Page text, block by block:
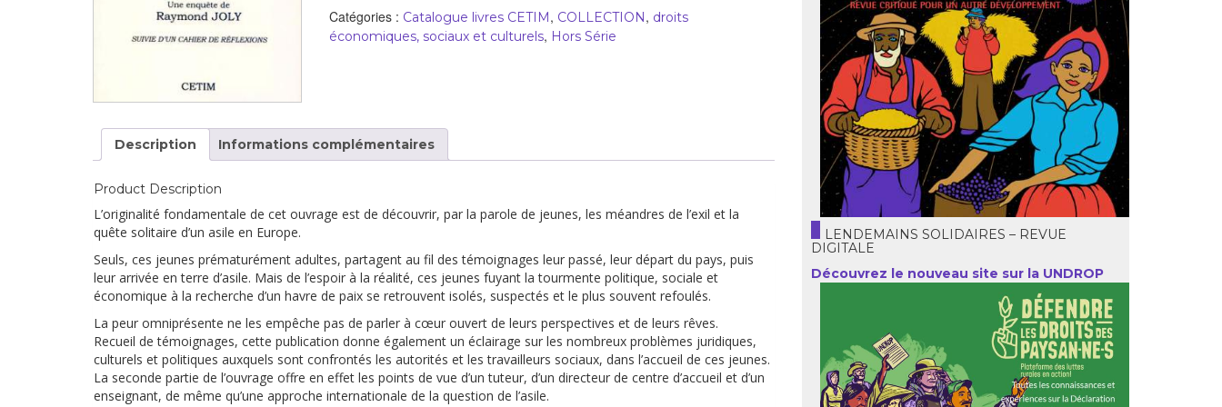
Par pays Argentine
Brésil
Colombie
Equateur
Espagne
France
Conférences
Cahiers critiques
Diffusion librairies
Catégories : Catalogue livres CETIM, COLLECTION, droits
économiques, sociaux et culturels, Hors Série
Description Informations complémentaires
Product Description
L’originalité fondamentale de cet ouvrage est de découvrir, par la parole de jeunes, les méandres de l’exil et la
quête solitaire d’un asile en Europe.
Seuls, ces jeunes prématurément adultes, partagent au fil des témoignages leur passé, leur départ du pays, puis
leur arrivée en terre d’asile. Mais de l’espoir à la réalité, ces jeunes fuyant la tourmente politique, sociale et
économique à la recherche d’un havre de paix se retrouvent isolés, suspectés et le plus souvent refoulés.
La peur omniprésente ne les empêche pas de parler à cœur ouvert de leurs perspectives et de leurs rêves.
Recueil de témoignages, cette publication donne également un éclairage sur les nombreux problèmes juridiques,
culturels et politiques auxquels sont confrontés les autorités et les travailleurs sociaux, dans l’accueil de ces jeunes.
La seconde partie de l’ouvrage offre en effet les points de vue d’un tuteur, d’un directeur de centre d’accueil et d’un
enseignant, de même qu’une approche internationale de la question de l’asile.
LENDEMAINS SOLIDAIRES – REVUE
DIGITALE
Découvrez le nouveau site sur la UNDROP